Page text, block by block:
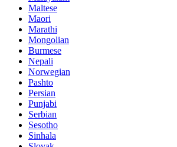
Maltese
Maori
Marathi
Mongolian
Burmese
Nepali
Norwegian
Pashto
Persian
Punjabi
Serbian
Sesotho
Sinhala